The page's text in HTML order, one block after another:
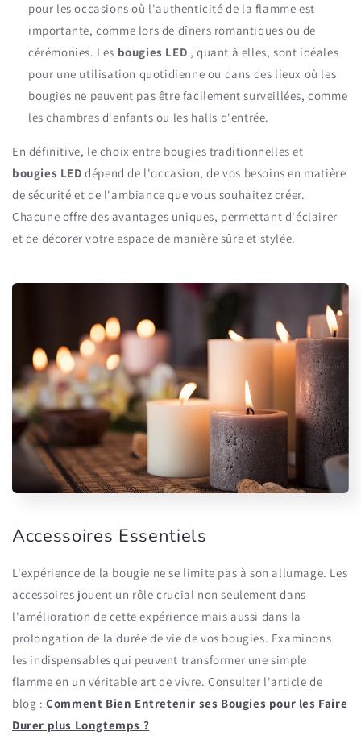
pour les occasions où l'authenticité de la flamme est
importante, comme lors de dîners romantiques ou de
cérémonies. Les bougies LED , quant à elles, sont idéales
pour une utilisation quotidienne ou dans des lieux où les
bougies ne peuvent pas être facilement surveillées, comme
les chambres d'enfants ou les halls d'entrée.
En définitive, le choix entre bougies traditionnelles et
bougies LED dépend de l'occasion, de vos besoins en matière
de sécurité et de l'ambiance que vous souhaitez créer.
Chacune offre des avantages uniques, permettant d'éclairer
et de décorer votre espace de manière sûre et stylée.
Accessoires Essentiels
L'expérience de la bougie ne se limite pas à son allumage. Les
accessoires jouent un rôle crucial non seulement dans
l'amélioration de cette expérience mais aussi dans la
prolongation de la durée de vie de vos bougies. Examinons
les indispensables qui peuvent transformer une simple
flamme en un véritable art de vivre. Consulter l'article de
blog :Comment Bien Entretenir ses Bougies pour les Faire
Durer plus Longtemps ?